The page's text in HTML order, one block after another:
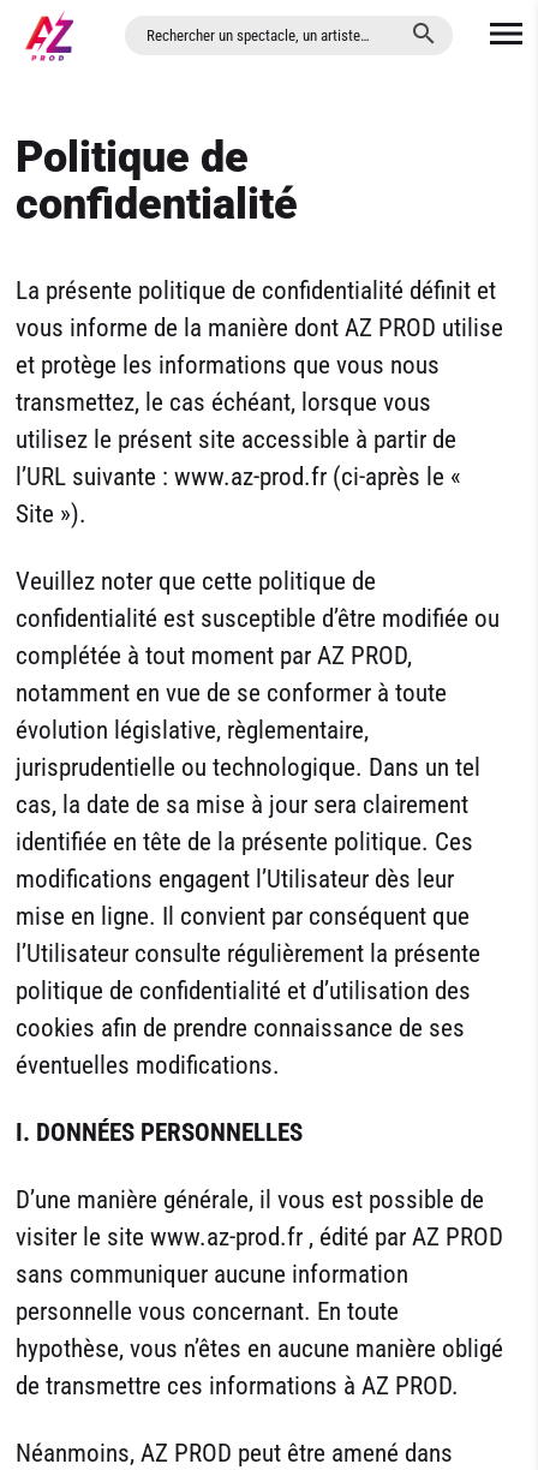
Politique de
confidentialité
La présente politique de confidentialité définit et
vous informe de la manière dont AZ PROD utilise
et protège les informations que vous nous
transmettez, le cas échéant, lorsque vous
utilisez le présent site accessible à partir de
l’URL suivante : www.az-prod.fr (ci-après le «
Site »).
Veuillez noter que cette politique de
confidentialité est susceptible d’être modifiée ou
complétée à tout moment par AZ PROD,
notamment en vue de se conformer à toute
évolution législative, règlementaire,
jurisprudentielle ou technologique. Dans un tel
cas, la date de sa mise à jour sera clairement
identifiée en tête de la présente politique. Ces
modifications engagent l’Utilisateur dès leur
mise en ligne. Il convient par conséquent que
l’Utilisateur consulte régulièrement la présente
politique de confidentialité et d’utilisation des
cookies afin de prendre connaissance de ses
éventuelles modifications.
I. DONNÉES PERSONNELLES
D’une manière générale, il vous est possible de
visiter le site www.az-prod.fr , édité par AZ PROD
sans communiquer aucune information
personnelle vous concernant. En toute
hypothèse, vous n’êtes en aucune manière obligé
de transmettre ces informations à AZ PROD.
Néanmoins, AZ PROD peut être amené dans